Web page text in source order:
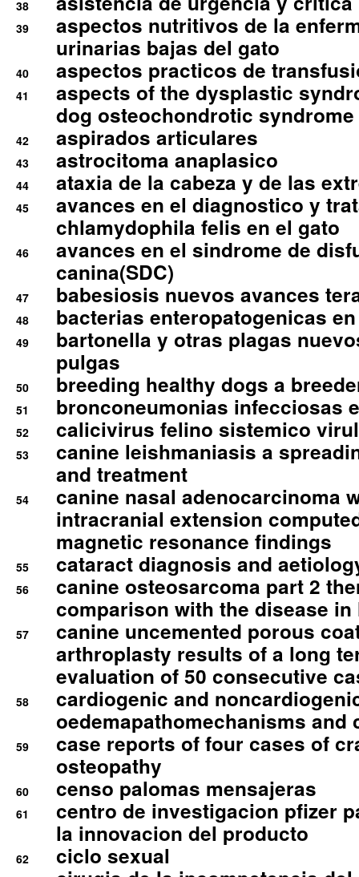
38
39
aspectos nutritivos de la
urinarias bajas del gato
40 aspectos practicos de
41
aspects of the dysplastic
dog osteochondrotic syndrome
42 aspirados articulares
43 astrocitoma anaplasico
44 ataxia de la cabeza y de las
45
avances en el diagnostico y
chlamydophila felis en el gato
46
avances en el sindrome de
canina(SDC)
47 babesiosis nuevos avances
48 bacterias enteropatogenicas
49
bartonella y otras plagas
pulgas
50 breeding healthy dogs a
51 bronconeumonias infecciosas
52 calicivirus felino sistemico
53
canine leishmaniasis a
and treatment
54
canine nasal adenocarcinoma
intracranial extension
magnetic resonance findings
55 cataract diagnosis and
56
canine osteosarcoma part 2
comparison with the disease in
57
canine uncemented porous
arthroplasty results of a long
evaluation of 50 consecutive
58
cardiogenic and
oedemapathomechanisms and
59
case reports of four cases of
osteopathy
60 censo palomas mensajeras
61
centro de investigacion pfizer
la innovacion del producto
62 ciclo sexual